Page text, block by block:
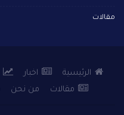
مقالات
الرئيسية اخبار
مقالات
من نحن